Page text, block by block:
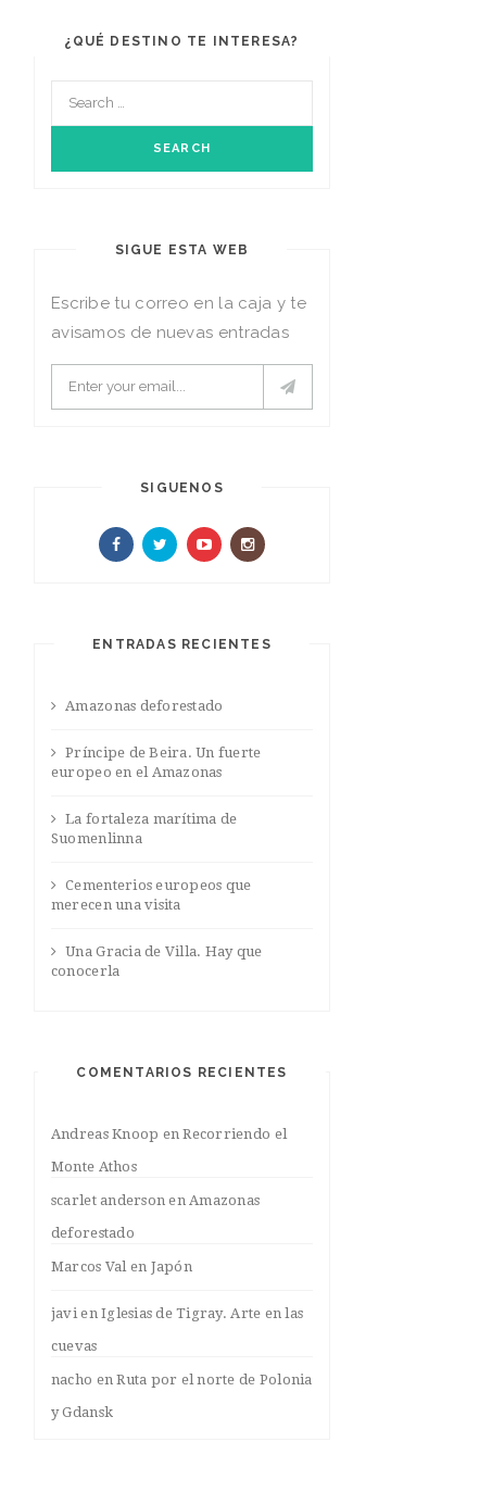
¿QUÉ DESTINO TE INTERESA?
SIGUE ESTA WEB
Escribe tu correo en la caja y te
avisamos de nuevas entradas
SIGUENOS
ENTRADAS RECIENTES
Amazonas deforestado
Príncipe de Beira. Un fuerte
europeo en el Amazonas
La fortaleza marítima de
Suomenlinna
Cementerios europeos que
merecen una visita
Una Gracia de Villa. Hay que
conocerla
COMENTARIOS RECIENTES
Andreas Knoop enRecorriendo el
Monte Athos
scarlet anderson enAmazonas
deforestado
Marcos Valen Japón
javienIglesias de Tigray. Arte en las
cuevas
nacho enRuta por el norte de Polonia
y Gdansk